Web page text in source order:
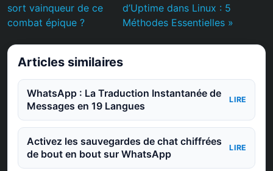
sort vainqueur de ce
combat épique ?
d’Uptime dans Linux : 5
Méthodes Essentielles »
Articles similaires
WhatsApp : La Traduction Instantanée de
Messages en 19 Langues
LIRE
Activez les sauvegardes de chat chiffrées
de bout en bout sur WhatsApp
LIRE